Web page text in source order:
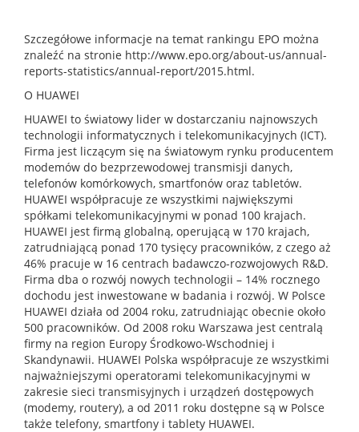
Szczegółowe informacje na temat rankingu EPO można
znaleźć na stronie http://www.epo.org/about-us/annual-
reports-statistics/annual-report/2015.html.
O HUAWEI
HUAWEI to światowy lider w dostarczaniu najnowszych
technologii informatycznych i telekomunikacyjnych (ICT).
Firma jest liczącym się na światowym rynku producentem
modemów do bezprzewodowej transmisji danych,
telefonów komórkowych, smartfonów oraz tabletów.
HUAWEI współpracuje ze wszystkimi największymi
spółkami telekomunikacyjnymi w ponad 100 krajach.
HUAWEI jest firmą globalną, operującą w 170 krajach,
zatrudniającą ponad 170 tysięcy pracowników, z czego aż
46% pracuje w 16 centrach badawczo-rozwojowych R&D.
Firma dba o rozwój nowych technologii – 14% rocznego
dochodu jest inwestowane w badania i rozwój. W Polsce
HUAWEI działa od 2004 roku, zatrudniając obecnie około
500 pracowników. Od 2008 roku Warszawa jest centralą
firmy na region Europy Środkowo-Wschodniej i
Skandynawii. HUAWEI Polska współpracuje ze wszystkimi
najważniejszymi operatorami telekomunikacyjnymi w
zakresie sieci transmisyjnych i urządzeń dostępowych
(modemy, routery), a od 2011 roku dostępne są w Polsce
także telefony, smartfony i tablety HUAWEI.